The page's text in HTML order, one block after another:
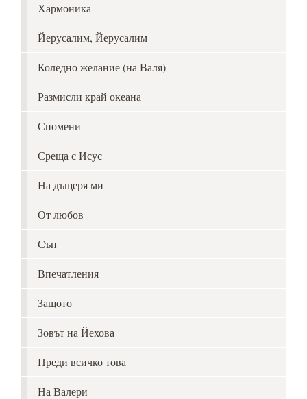
Хармоника
Йерусалим, Йерусалим
Коледно желание (на Валя)
Размисли край океана
Спомени
Среща с Исус
На дъщеря ми
От любов
Сън
Впечатления
Защото
Зовът на Йехова
Преди всичко това
На Валери